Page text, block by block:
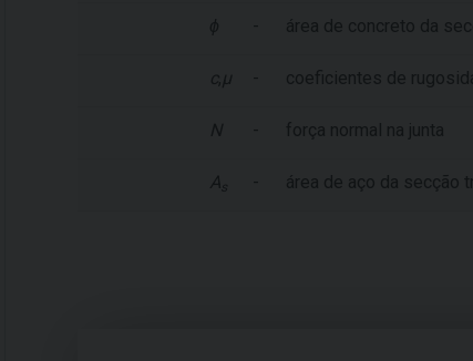
ϕ - área de concreto da
c,μ - coeficientes de
N - força normal na junta
As - área de aço da secção